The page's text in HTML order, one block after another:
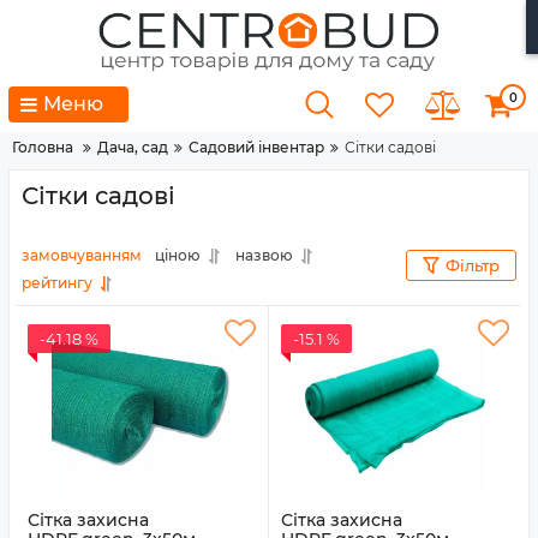
Меню 0
Головна Дача, сад Садовий інвентар Сітки садові
Сітки садові
замовчуванням ціною
назвою
рейтингу
Фільтр
-41.18 %
Сітка захисна
-15.1 %
Сітка захисна